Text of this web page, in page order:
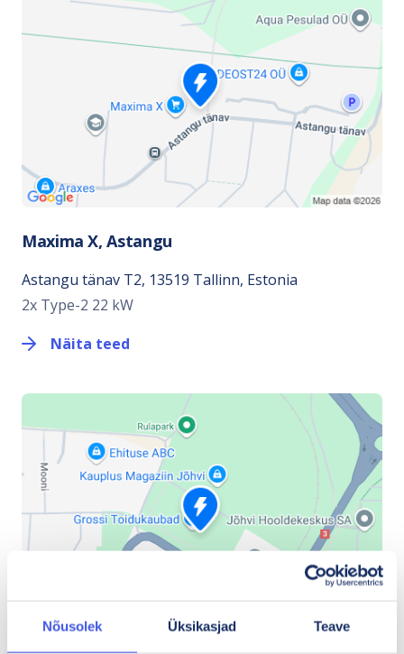
Nõusolek Üksikasjad Teave
Maxima X, Astangu
Astangu tänav T2, 13519 Tallinn, Estonia
2x Type-2 22 kW
Näita teed